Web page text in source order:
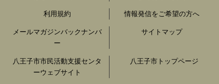
利用規約 情報発信をご希望の方へ
メールマガジンバックナンバ
ー
サイトマップ
八王子市市民活動支援センタ
ーウェブサイト
八王子市トップページ